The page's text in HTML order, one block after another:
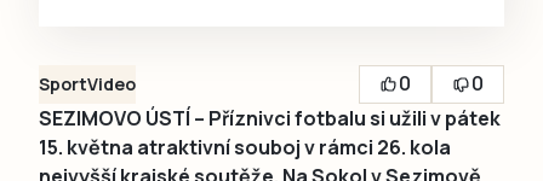
SportVideo 0
0
SEZIMOVO ÚSTÍ – Příznivci fotbalu si užili v pátek
15. května atraktivní souboj v rámci 26. kola